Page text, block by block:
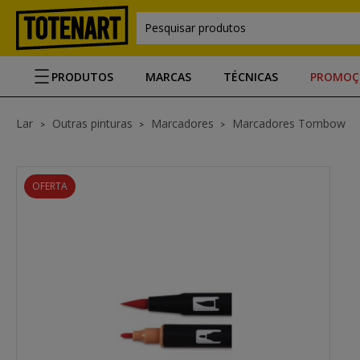
Pesquisar produtos
PRODUTOS MARCAS TÉCNICAS
Lar Outras pinturas Marcadores Marcadores Tombow
OFERTA